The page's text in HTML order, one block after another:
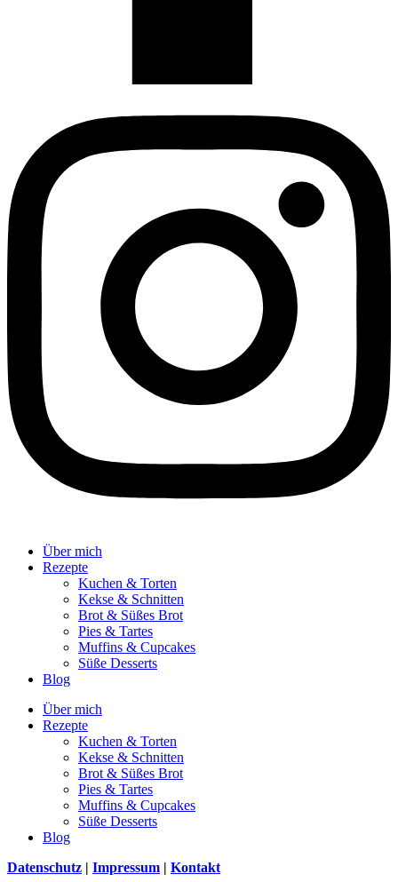
Über mich
Rezepte
Kuchen & Torten
Kekse & Schnitten
Brot & Süßes Brot
Pies & Tartes
Muffins & Cupcakes
Süße Desserts
Blog
Über mich
Rezepte
Kuchen & Torten
Kekse & Schnitten
Brot & Süßes Brot
Pies & Tartes
Muffins & Cupcakes
Süße Desserts
Blog
Datenschutz | Impressum | Kontakt